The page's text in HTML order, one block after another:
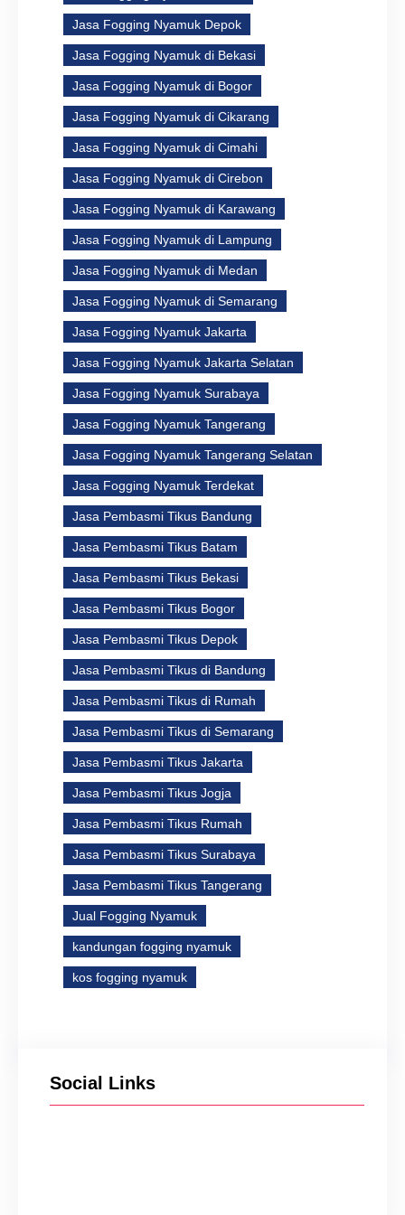
Jasa Fogging Nyamuk Depok
Jasa Fogging Nyamuk di Bekasi
Jasa Fogging Nyamuk di Bogor
Jasa Fogging Nyamuk di Cikarang
Jasa Fogging Nyamuk di Cimahi
Jasa Fogging Nyamuk di Cirebon
Jasa Fogging Nyamuk di Karawang
Jasa Fogging Nyamuk di Lampung
Jasa Fogging Nyamuk di Medan
Jasa Fogging Nyamuk di Semarang
Jasa Fogging Nyamuk Jakarta
Jasa Fogging Nyamuk Jakarta Selatan
Jasa Fogging Nyamuk Surabaya
Jasa Fogging Nyamuk Tangerang
Jasa Fogging Nyamuk Tangerang Selatan
Jasa Fogging Nyamuk Terdekat
Jasa Pembasmi Tikus Bandung
Jasa Pembasmi Tikus Batam
Jasa Pembasmi Tikus Bekasi
Jasa Pembasmi Tikus Bogor
Jasa Pembasmi Tikus Depok
Jasa Pembasmi Tikus di Bandung
Jasa Pembasmi Tikus di Rumah
Jasa Pembasmi Tikus di Semarang
Jasa Pembasmi Tikus Jakarta
Jasa Pembasmi Tikus Jogja
Jasa Pembasmi Tikus Rumah
Jasa Pembasmi Tikus Surabaya
Jasa Pembasmi Tikus Tangerang
Jual Fogging Nyamuk
kandungan fogging nyamuk
kos fogging nyamuk
Social Links